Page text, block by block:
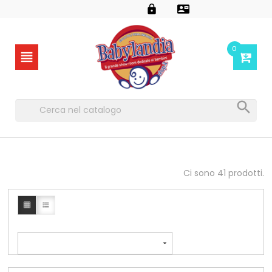
 
 0

Ci sono 41 prodotti.
 
